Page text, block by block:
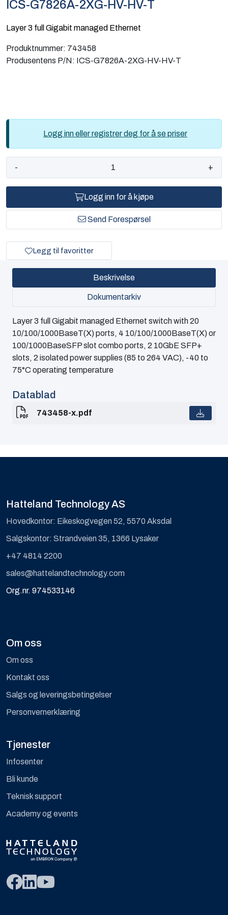
ICS-G7826A-2XG-HV-HV-T
Layer 3 full Gigabit managed Ethernet
Produktnummer: 743458
Produsentens P/N: ICS-G7826A-2XG-HV-HV-T
Logg inn eller registrer deg for å se priser
- +
Logg inn for å kjøpe
Send Forespørsel
Legg til favoritter
Beskrivelse
Dokumentarkiv
Layer 3 full Gigabit managed Ethernet switch with 20
10/100/1000BaseT(X) ports, 4 10/100/1000BaseT(X) or
100/1000BaseSFP slot combo ports, 2 10GbE SFP+
slots, 2 isolated power supplies (85 to 264 VAC), -40 to
75°C operating temperature
Datablad
743458-x.pdf
Hatteland Technology AS
Hovedkontor: Eikeskogvegen 52, 5570 Aksdal
Salgskontor: Strandveien 35, 1366 Lysaker
+47 4814 2200
sales@hattelandtechnology.com
Org.nr. 974533146
Om oss
Om oss
Kontakt oss
Salgs og leveringsbetingelser
Personvernerklæring
Tjenester
Infosenter
Bli kunde
Teknisk support
Academy og events
Computing
Kurs og eventer